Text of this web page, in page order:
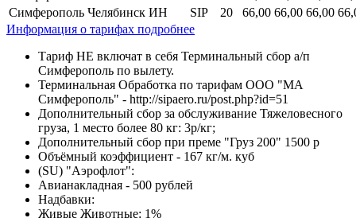
Симферополь Челябинск ИН SIP 20 66,00 66,00 66,00
Информация о тарифах подробнее
Тариф НЕ включат в себя Терминальный сбор а/п
Симферополь по вылету.
Терминальная Обработка по тарифам ООО "МА
Симферополь" - http://sipaero.ru/post.php?id=51
Дополнительный сбор за обслуживание Тяжеловесного
груза, 1 место более 80 кг: 3р/кг;
Дополнительный сбор при преме "Груз 200" 1500 р
Объёмный коэффициент - 167 кг/м. куб
(SU) "Аэрофлот":
Авианакладная - 500 рублей
Надбавки:
Живые Животные: 1%